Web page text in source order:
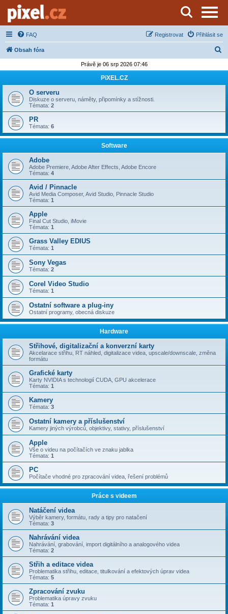
Server o natáčení a zpracování videa
FAQ Přihlásit se
Registrovat
Obsah fóra
d
t
Právě je 06 srp 2026 07:46
PiXEL.CZ
O serveru
Diskuze o serveru, náměty, připomínky a stížnosti.
Témata: 2
PR
Témata: 6
Software
Adobe
Adobe Premiere, Adobe After Effects, Adobe Encore
Témata: 4
Avid / Pinnacle
Avid Media Composer, Avid Studio, Pinnacle Studio
Témata: 1
Apple
Final Cut Studio, iMovie
Témata: 1
Grass Valley EDIUS
Témata: 1
Sony Vegas
Témata: 2
Corel Video Studio
Témata: 1
Ostatní software a plug-iny
Ostatní programy, obecná diskuze
Hardware
Střihové, digitalizační a konverzní karty
Akcelarace střihu, RT náhled, digitalizace videa, upscale/downscale, změna
formátu
Grafické karty
Karty NVIDIA s technologií CUDA, GPU akcelerace
Témata: 1
Kamery
Témata: 3
Ostatní kamery a příslušenství
Kamery jiných výrobců, objektivy, stativy, příslušenství
Apple
Vše o videu na počítačích ve znaku jablka
Témata: 1
PC
Počítače vhodné pro zpracování videa, řešení problémů
Práce s videem
Natáčení videa
Výběr kamery, formátu, rady a tipy pro natačení
Témata: 3
Nahrávání videa
Nahrávání, grabování, import digitálního a analogového videa
Témata: 2
Střih a editace videa
Problematika střihu, editace, titulkování a efektových úprav videa
Témata: 5
Zpracování zvuku
Problematika úpravy zvuku
Témata: 1